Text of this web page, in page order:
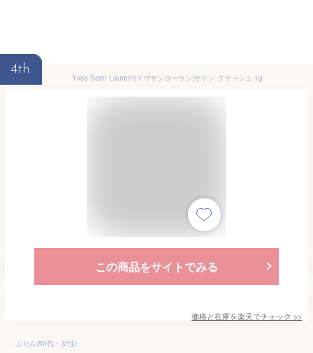
4th
Yves Saint Laurent(イヴサンローラン)サテン クラッシュ 1g
この商品をサイトでみる
価格と在庫を楽天でチェック >>
ぷりん(50代・女性)